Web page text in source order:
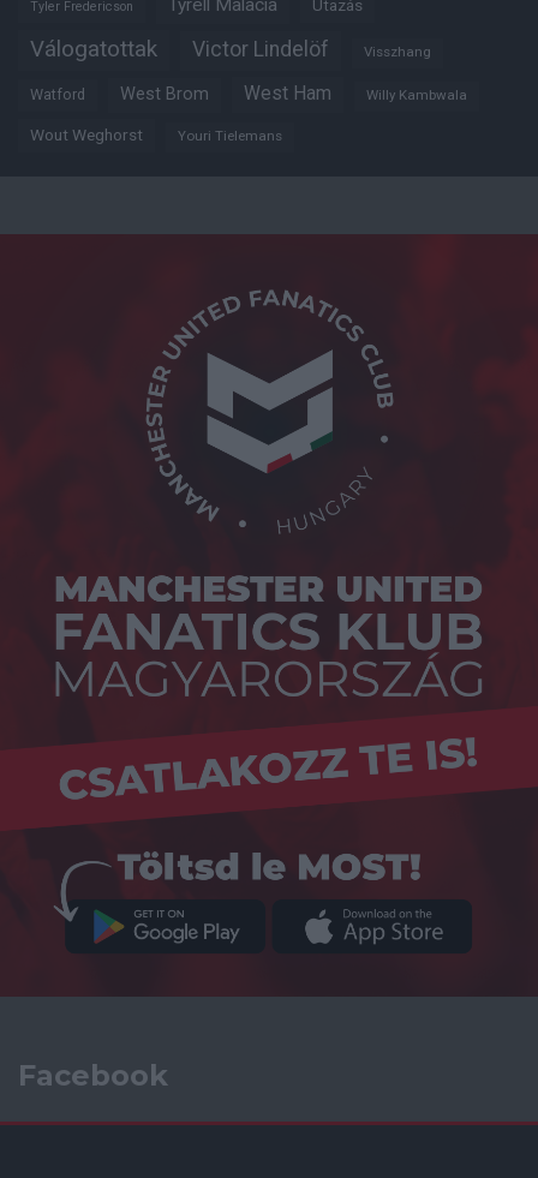
Tyler Fredericson Tyrell Malacia Utazás
Válogatottak Victor Lindelöf Visszhang
Watford West Brom West Ham Willy Kambwala
Wout Weghorst Youri Tielemans
Facebook